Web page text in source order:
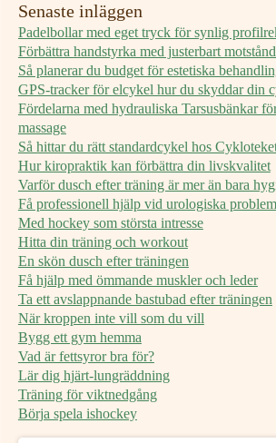
Senaste inläggen
Padelbollar med eget tryck för synlig
Förbättra handstyrka med justerbart
Så planerar du budget för estetiska
GPS-tracker för elcykel hur du skyddar din
Fördelarna med hydrauliska Tarsusbänkar
massage
Så hittar du rätt standardcykel hos
Hur kiropraktik kan förbättra din livskvalitet
Varför dusch efter träning är mer än bara
Få professionell hjälp vid urologiska problem
Med hockey som största intresse
Hitta din träning och workout
En skön dusch efter träningen
Få hjälp med ömmande muskler och leder
Ta ett avslappnande bastubad efter träningen
När kroppen inte vill som du vill
Bygg ett gym hemma
Vad är fettsyror bra för?
Lär dig hjärt-lungräddning
Träning för viktnedgång
Börja spela ishockey